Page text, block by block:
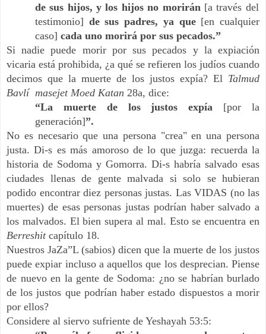
de sus hijos, y los hijos no morirán [a través del
testimonio] de sus padres, ya que [en cualquier
caso] cada uno morirá por sus pecados.”
Si nadie puede morir por sus pecados y la expiación
vicaria está prohibida, ¿a qué se refieren los judíos cuando
decimos que la muerte de los justos expía? El Talmud
Bavlí masejet Moed Katan 28a, dice:
“La muerte de los justos expía [por la
generación]”.
No es necesario que una persona "crea" en una persona
justa. Di-s es más amoroso de lo que juzga: recuerda la
historia de Sodoma y Gomorra. Di-s habría salvado esas
ciudades llenas de gente malvada si solo se hubieran
podido encontrar diez personas justas. Las VIDAS (no las
muertes) de esas personas justas podrían haber salvado a
los malvados. El bien supera al mal. Esto se encuentra en
Berreshit capítulo 18.
Nuestros JaZa”L (sabios) dicen que la muerte de los justos
puede expiar incluso a aquellos que los desprecian. Piense
de nuevo en la gente de Sodoma: ¿no se habrían burlado
de los justos que podrían haber estado dispuestos a morir
por ellos?
Considere al siervo sufriente de Yeshayah 53:5: